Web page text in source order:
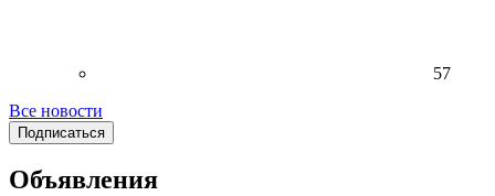
57
Все новости
Подписаться
Объявления